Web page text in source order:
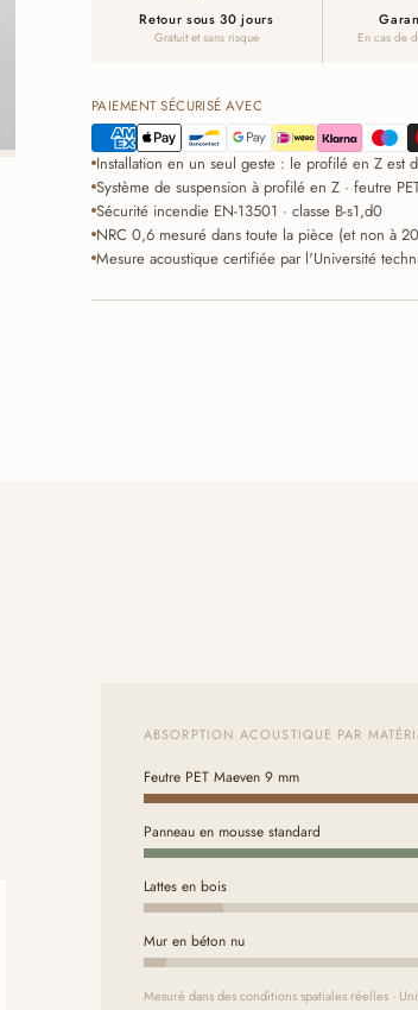
Retour sous 30 jours
Gratuit et sans risque En cas de
PAIEMENT SÉCURISÉ AVEC
Installation en un seul geste : le profilé en Z est
Système de suspension à profilé en Z · feutre
Sécurité incendie EN-13501 · classe B-s1,d0
NRC 0,6 mesuré dans toute la pièce (et non à
Mesure acoustique certifiée par l'Université
ABSORPTION ACOUSTIQUE PAR
Feutre PET Maeven 9 mm
Panneau en mousse standard
Lattes en bois
Mur en béton nu
Mesuré dans des conditions spatiales réelles ·